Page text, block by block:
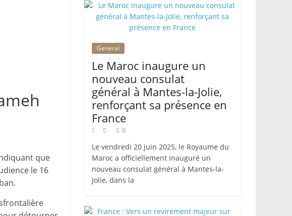
que
le 16
General
Le Maroc inaugure un
nouveau consulat
général à Mantes-la-Jolie,
renforçant sa présence en
France
0
Le vendredi 20 juin 2025, le Royaume du
Maroc a officiellement inauguré un
nouveau consulat général à Mantes-la-
Jolie, dans la